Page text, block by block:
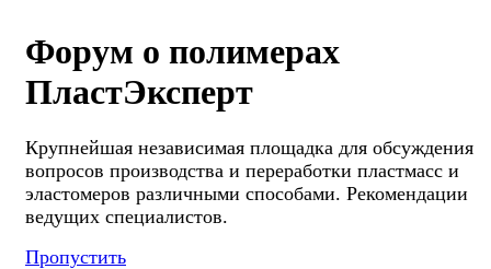
Форум о полимерах
ПластЭксперт
Крупнейшая независимая площадка для обсуждения
вопросов производства и переработки пластмасс и
эластомеров различными способами. Рекомендации
ведущих специалистов.
Пропустить